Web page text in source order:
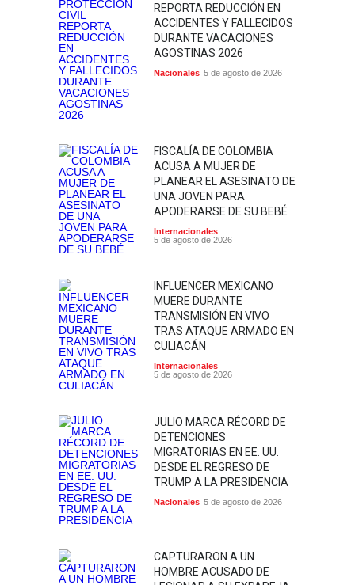
REPORTA REDUCCIÓN EN
ACCIDENTES Y FALLECIDOS
DURANTE VACACIONES
AGOSTINAS 2026
Nacionales 5 de agosto de 2026
FISCALÍA DE COLOMBIA
ACUSA A MUJER DE
PLANEAR EL ASESINATO DE
UNA JOVEN PARA
APODERARSE DE SU BEBÉ
Internacionales
5 de agosto de 2026
INFLUENCER MEXICANO
MUERE DURANTE
TRANSMISIÓN EN VIVO
TRAS ATAQUE ARMADO EN
CULIACÁN
Internacionales
5 de agosto de 2026
JULIO MARCA RÉCORD DE
DETENCIONES
MIGRATORIAS EN EE. UU.
DESDE EL REGRESO DE
TRUMP A LA PRESIDENCIA
Nacionales 5 de agosto de 2026
CAPTURARON A UN
HOMBRE ACUSADO DE